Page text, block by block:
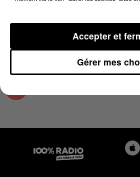
Podcasts infos des Hautes-
Gérer mes
Accepter et